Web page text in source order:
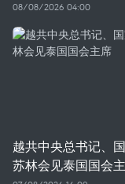
08/08/2026 04:00
越共中央总书记、
苏林会见泰国国会